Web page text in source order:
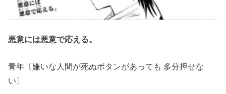
悪意には悪意で応える。
青年〔嫌いな人間が死ぬボタンがあっても 多分押せな
い〕